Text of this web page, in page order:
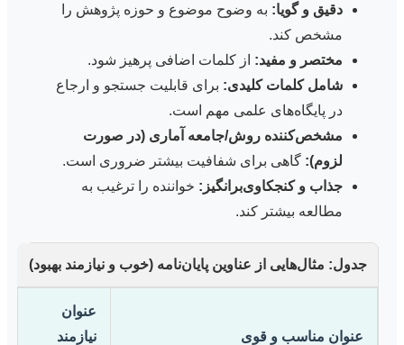
دقیق و گویا: به وضوح موضوع و حوزه پژوهش را
مشخص کند.
مختصر و مفید: از کلمات اضافی پرهیز شود.
شامل کلمات کلیدی: برای قابلیت جستجو و ارجاع
در پایگاه‌های علمی مهم است.
مشخص‌کننده روش/جامعه آماری (در صورت
لزوم): گاهی برای شفافیت بیشتر ضروری است.
جذاب و کنجکاوی‌برانگیز: خواننده را ترغیب به
مطالعه بیشتر کند.
جدول: مثال‌هایی از عناوین پایان‌نامه (خوب و نیازمند بهبود)
عنوان مناسب و قوی
عنوان
نیازمند